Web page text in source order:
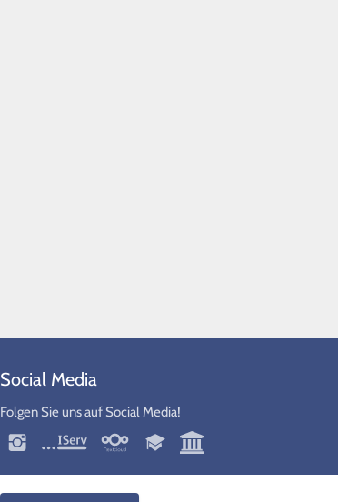
Social Media
Folgen Sie uns auf Social Media!